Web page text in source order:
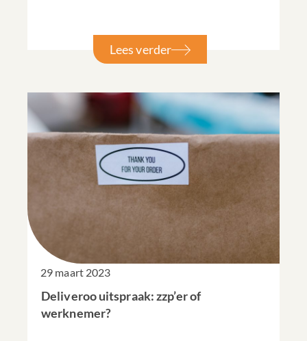
Lees verder
29 maart 2023
Deliveroo uitspraak: zzp’er of
werknemer?